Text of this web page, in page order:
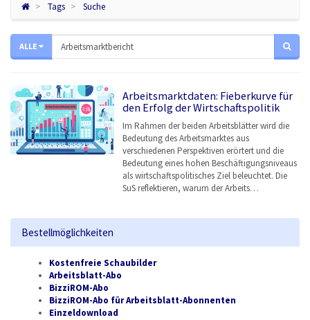
Tags Suche
ALLE
Arbeitsmarktdaten: Fieberkurve für
den Erfolg der Wirtschaftspolitik
Im Rahmen der beiden Arbeitsblätter wird die
Bedeutung des Arbeitsmarktes aus
verschiedenen Perspektiven erörtert und die
Bedeutung eines hohen Beschäftigungsniveaus
als wirtschaftspolitisches Ziel beleuchtet. Die
SuS reflektieren, warum der Arbeits…
Bestellmöglichkeiten
Kostenfreie Schaubilder
Arbeitsblatt-Abo
BizziROM-Abo
BizziROM-Abo für Arbeitsblatt-Abonnenten
Einzeldownload